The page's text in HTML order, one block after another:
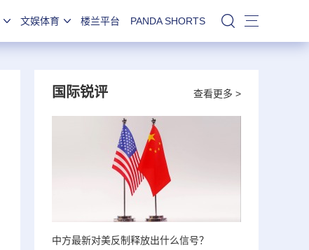
文娱体育 楼兰平台 PANDA SHORTS 站内搜索
查看更多 >
国际锐评
中方最新对美反制释放出什么信号？